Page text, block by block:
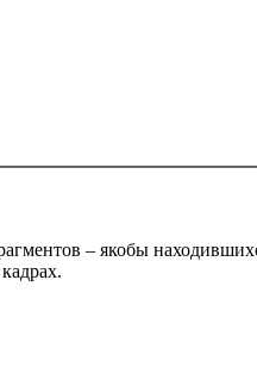
– якобы